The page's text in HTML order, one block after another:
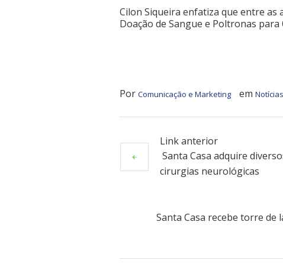
Cilon Siqueira enfatiza que entre as
Doação de Sangue e Poltronas para
Por Comunicação e Marketing em Notícias
Link anterior
Santa Casa adquire
cirurgias neurológicas
Santa Casa recebe torre de